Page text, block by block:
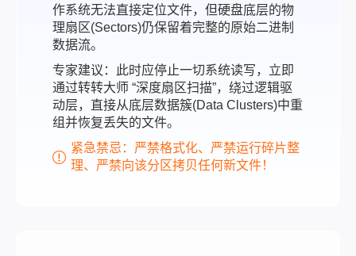
作系统无法直接定位文件，但硬盘底层的物
理扇区(Sectors)仍保留着完整的原始二进制
数据流。
专家建议：此时应停止一切系统读写，立即
通过转转大师 “深度扇区扫描”，绕过逻辑驱
动层，直接从底层数据簇(Data Clusters)中重
组并恢复丢失的文件。
紧急禁忌：严禁格式化、严禁运行碎片整
理、严禁向该分区拷贝任何新文件！